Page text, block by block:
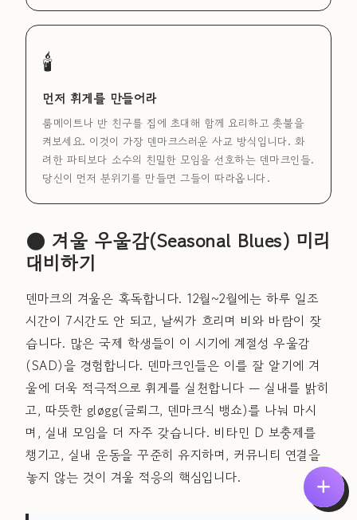
🕯
먼저 휘게를 만들어라
룸메이트나 반 친구를 집에 초대해 함께 요리하고 촛불을
켜보세요. 이것이 가장 덴마크스러운 사교 방식입니다. 화
려한 파티보다 소수의 친밀한 모임을 선호하는 덴마크인들.
당신이 먼저 분위기를 만들면 그들이 따라옵니다.
🌑 겨울 우울감(Seasonal Blues) 미리
대비하기
덴마크의 겨울은 혹독합니다. 12월~2월에는 하루 일조
시간이 7시간도 안 되고, 날씨가 흐리며 비와 바람이 잦
습니다. 많은 국제 학생들이 이 시기에 계절성 우울감
(SAD)을 경험합니다. 덴마크인들은 이를 잘 알기에 겨
울에 더욱 적극적으로 휘게를 실천합니다 — 실내를 밝히
고, 따뜻한 gløgg(글뢰그, 덴마크식 뱅쇼)를 나눠 마시
며, 실내 모임을 더 자주 갖습니다. 비타민 D 보충제를
챙기고, 실내 운동을 꾸준히 유지하며, 커뮤니티 연결을
놓지 않는 것이 겨울 적응의 핵심입니다.